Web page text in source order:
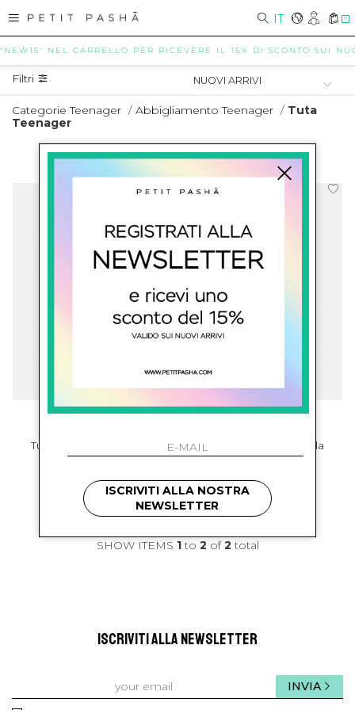
IT 0
NEL CARRELLO PER RICEVERE IL 15% DI SCONTO SUI
Filtri
Categorie Teenager / Abbigliamento Teenager / Tuta
Teenager
TUTA TEENAGER
Tuta Donna Monospalla Tuta Donna Monospalla
SHOW ITEMS 1to 2 of2 total
ISCRIVITI ALLA NEWSLETTER
INVIA
ISCRIVITI ALLA NOSTRA
NEWSLETTER